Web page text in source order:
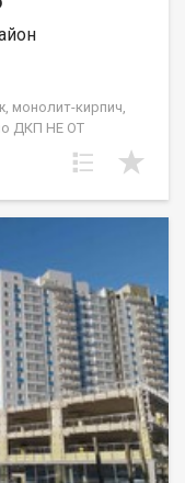
монолит-кирпич,
ДКП НЕ ОТ